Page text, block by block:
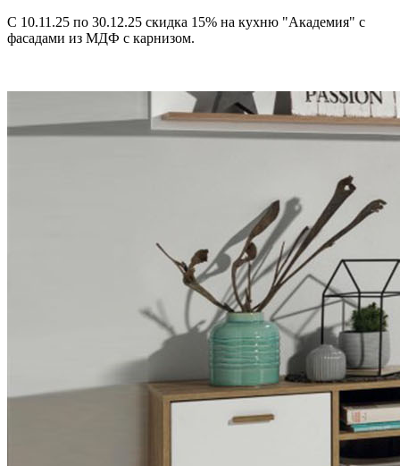
С 10.11.25 по 30.12.25 скидка 15% на кухню "Академия" с
фасадами из МДФ с карнизом.